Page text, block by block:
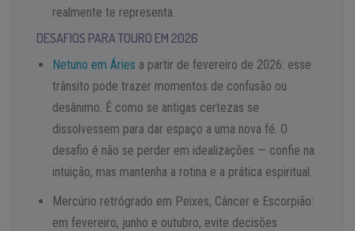
realmente te representa.
DESAFIOS PARA TOURO EM 2026
Netuno em Áries a partir de fevereiro de 2026: esse
trânsito pode trazer momentos de confusão ou
desânimo. É como se antigas certezas se
dissolvessem para dar espaço a uma nova fé. O
desafio é não se perder em idealizações — confie na
intuição, mas mantenha a rotina e a prática espiritual.
Mercúrio retrógrado em Peixes, Câncer e Escorpião:
em fevereiro, junho e outubro, evite decisões